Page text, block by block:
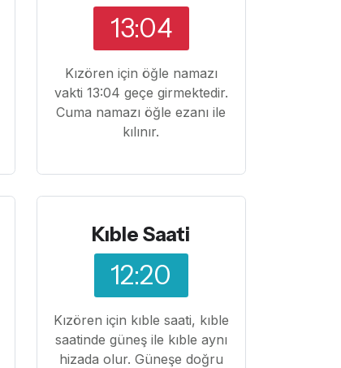
13:04
Kızören için öğle namazı
vakti 13:04 geçe girmektedir.
Cuma namazı öğle ezanı ile
kılınır.
Kıble Saati
12:20
Kızören için kıble saati, kıble
saatinde güneş ile kıble aynı
hizada olur. Güneşe doğru